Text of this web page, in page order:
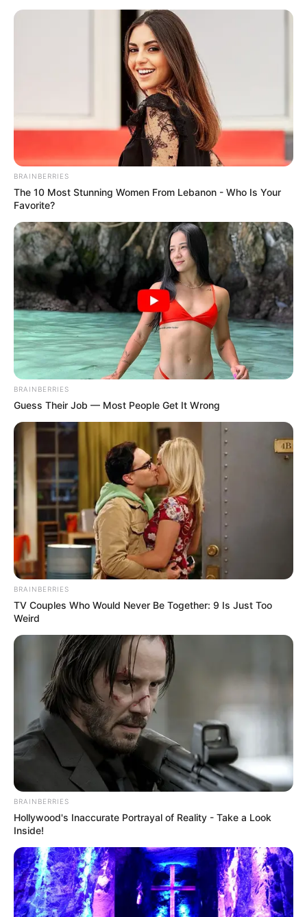
BRAINBERRIES
The 10 Most Stunning Women From Lebanon - Who Is Your
Favorite?
BRAINBERRIES
Guess Their Job — Most People Get It Wrong
BRAINBERRIES
TV Couples Who Would Never Be Together: 9 Is Just Too
Weird
BRAINBERRIES
Hollywood's Inaccurate Portrayal of Reality - Take a Look
Inside!